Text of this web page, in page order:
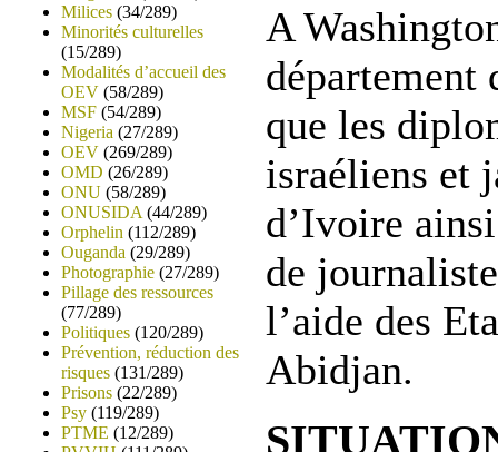
Milices (34/289)
Minorités culturelles
(15/289)
Modalités d’accueil des
OEV (58/289)
MSF (54/289)
Nigeria (27/289)
OEV (269/289)
OMD (26/289)
ONU (58/289)
ONUSIDA (44/289)
Orphelin (112/289)
Ouganda (29/289)
Photographie (27/289)
Pillage des ressources
(77/289)
Politiques (120/289)
Prévention, réduction des
risques (131/289)
Prisons (22/289)
Psy (119/289)
PTME (12/289)
A
département
que les
israéliens et
d’Ivoire
de
l’aide des
Abidjan.